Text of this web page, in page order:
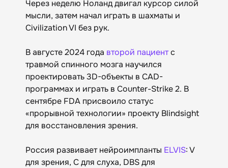
Через неделю Ноланд двигал курсор силой
мысли, затем начал играть в шахматы и
Civilization VI без рук.
В августе 2024 года второй пациентс
травмой спинного мозга научился
проектировать 3D-объекты в CAD-
программах и играть в Counter-Strike 2. В
сентябре FDA присвоило статус
«прорывной технологии» проекту Blindsight
для восстановления зрения.
Россия развивает нейроимпланты ELVIS: V
для зрения, C для слуха, DBS для